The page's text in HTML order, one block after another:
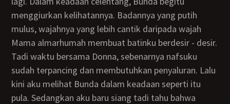
menggiurkan kelihatannya. Badannya yang putih
mulus, wajahnya yang lebih cantik daripada wajah
Mama almarhumah membuat batinku berdesir - desir.
Tadi waktu bersama Donna, sebenarnya nafsuku
sudah terpancing dan membutuhkan penyaluran. Lalu
kini aku melihat Bunda dalam keadaan seperti itu
pula. Sedangkan aku baru siang tadi tahu bahwa